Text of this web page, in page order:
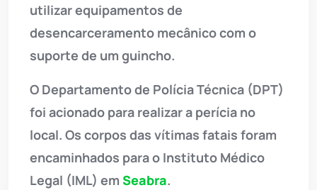
utilizar equipamentos de
desencarceramento mecânico com o
suporte de um guincho.
O Departamento de Polícia Técnica (DPT)
foi acionado para realizar a perícia no
local. Os corpos das vítimas fatais foram
encaminhados para o Instituto Médico
Legal (IML) em Seabra.